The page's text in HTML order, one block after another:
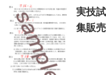
実技
集販売